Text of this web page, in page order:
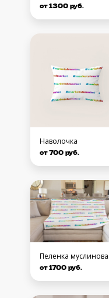
от 1300 руб.
Наволочка
от 700 руб.
Пеленка
от 1700 руб.